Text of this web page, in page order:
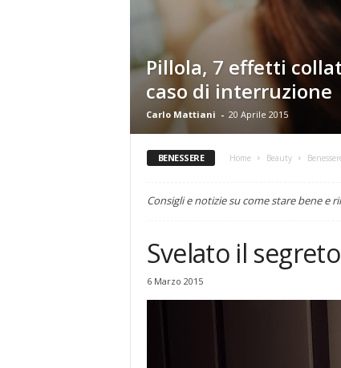
Pillola, 7 effetti
caso di interruzione
Carlo Mattiani - 20 Aprile 2015
BENESSERE Home Beauty
Consigli e notizie su come stare bene e
Svelato il
6 Marzo 2015